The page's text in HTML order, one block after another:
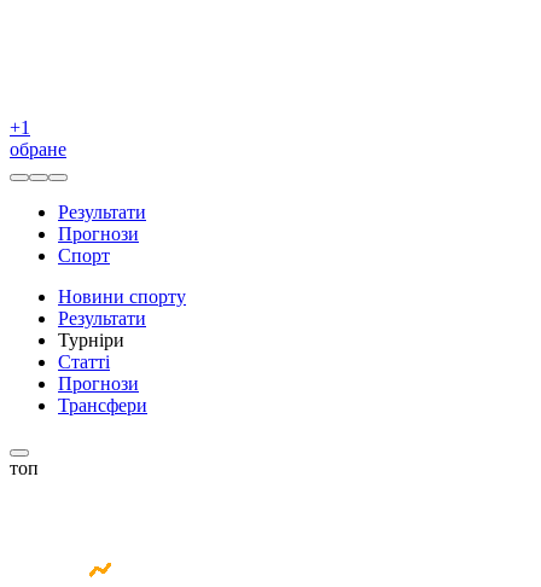
+1
обране
Результати
Прогнози
Спорт
Новини спорту
Результати
Турніри
Статті
Прогнози
Трансфери
топ